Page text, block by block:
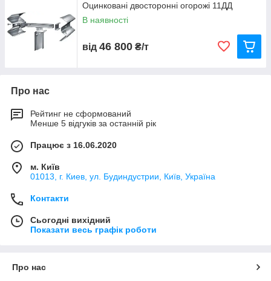
Оцинковані двосторонні огорожі 11ДД
В наявності
від 46 800 ₴/т
Про нас
Рейтинг не сформований
Менше 5 відгуків за останній рік
Працює з 16.06.2020
м. Київ
01013, г. Киев, ул. Будиндустрии, Київ, Україна
Контакти
Сьогодні вихідний
Показати весь графік роботи
Про нас